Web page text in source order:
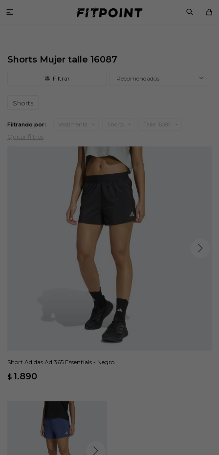

Shorts Mujer talle 16087
Recomendados
Shorts
Filtrando por: Vestimenta Shorts Talle 16087
Quitar filtros
Short Adidas Adi365 Essentials - Negro
$ 1.890